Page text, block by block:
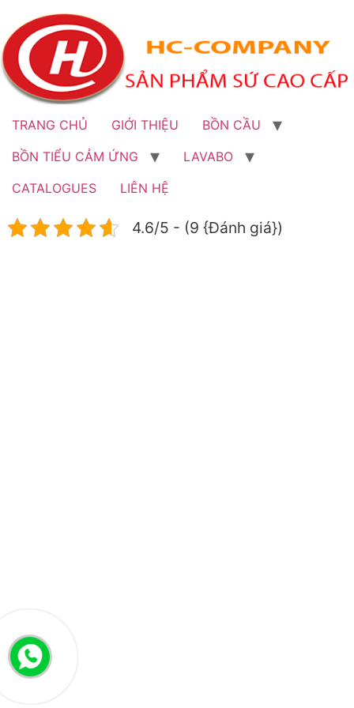
qua
đến
nội
dung
TRANG CHỦ GIỚI THIỆU
BỒN CẦU
BỒN TIỂU CẢM ỨNG
LAVABO
CATALOGUES
LIÊN HỆ
4.6/5 - (9 {Đánh giá})